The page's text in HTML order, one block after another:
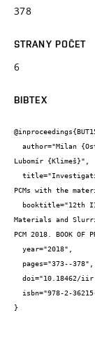
378
STRANY POČET
6
BIBTEX
Lubomír {Klimeš}",
PCMs with the
Materials and
PCM 2018. BOOK OF
}